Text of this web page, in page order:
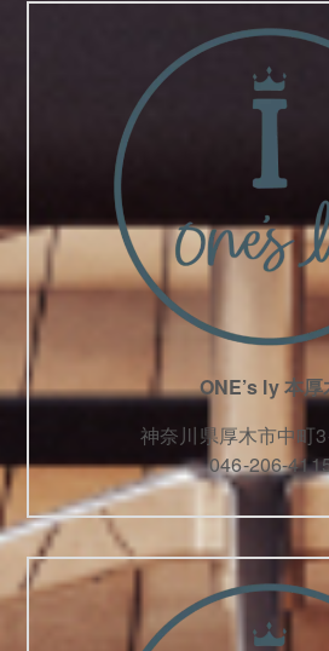
ONE’s ly 本厚
神奈川県厚木市中町
046-206-